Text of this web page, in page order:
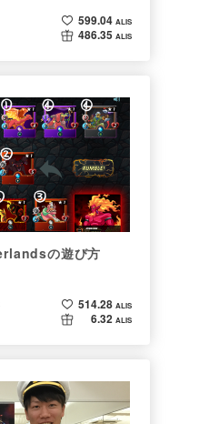
599.04 ALIS
486.35 ALIS
の遊び方
514.28 ALIS
6.32 ALIS